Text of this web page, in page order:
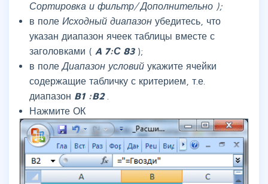
Сортировка и фильтр/ Дополнительно );
в поле Исходный диапазон убедитесь, что
указан диапазон ячеек таблицы вместе с
заголовками ( A 7:С 83 );
в поле Диапазон условий укажите ячейки
содержащие табличку с критерием, т.е.
диапазон B1 :B2
Нажмите ОК